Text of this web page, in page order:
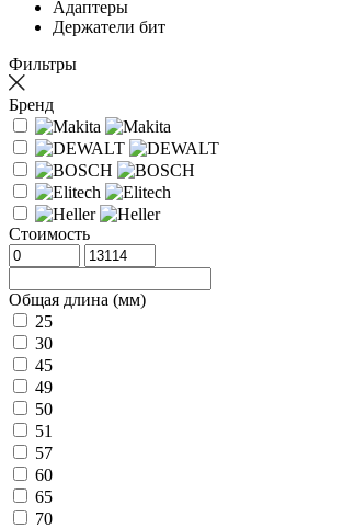
Адаптеры
Держатели бит
Фильтры
Бренд
Стоимость
Общая длина (мм)
25
30
45
49
50
51
57
60
65
70